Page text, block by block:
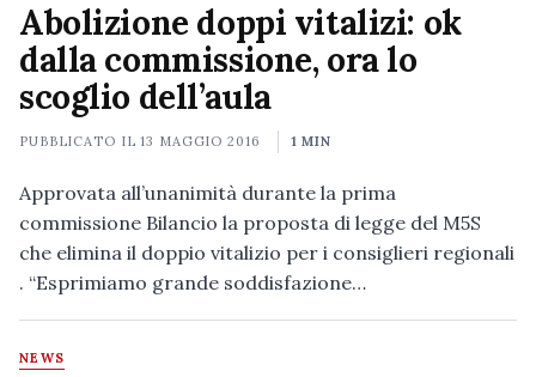
Abolizione doppi vitalizi: ok
dalla commissione, ora lo
scoglio dell’aula
PUBBLICATO IL13 MAGGIO 2016 1 MIN
Approvata all’unanimità durante la prima
commissione Bilancio la proposta di legge del M5S
che elimina il doppio vitalizio per i consiglieri regionali
. “Esprimiamo grande soddisfazione…
NEWS